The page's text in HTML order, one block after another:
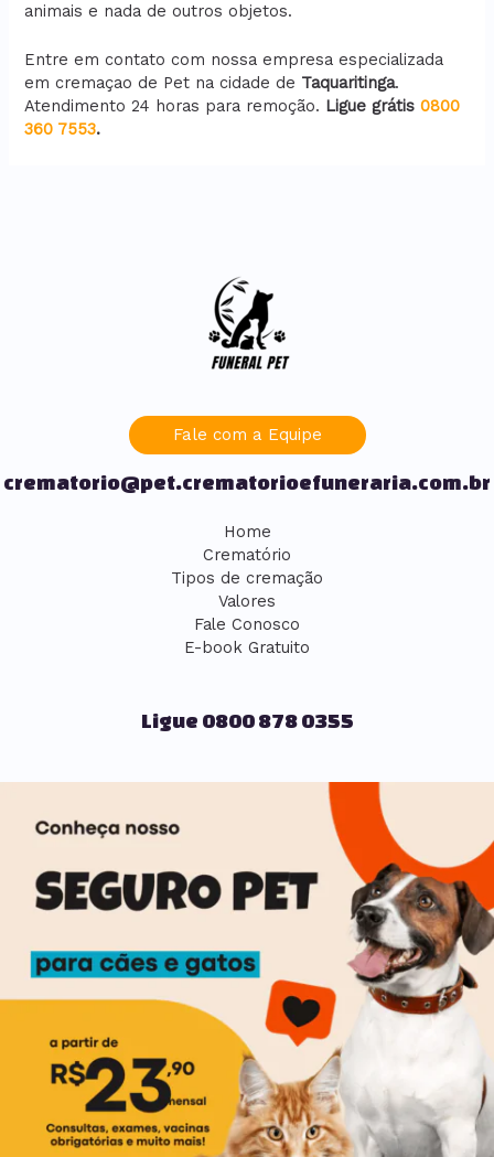
animais e nada de outros objetos.
Entre em contato com nossa empresa especializada
em cremaçao de Pet na cidade de Taquaritinga.
Atendimento 24 horas para remoção. Ligue grátis0800
360 7553.
Fale com a Equipe
crematorio@pet.crematorioefuneraria.com.br
Home
Crematório
Tipos de cremação
Valores
Fale Conosco
E-book Gratuito
Ligue 0800 878 0355